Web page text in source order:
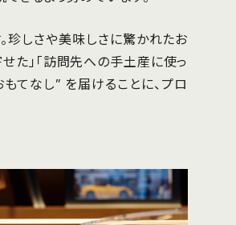
珍しさや美味しさに驚かれたお
た」「訪問先への手土産に使っ
てなし” を届けることに、プロ